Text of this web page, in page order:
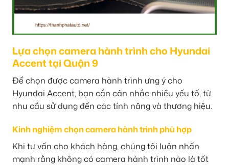
Lựa chọn camera hành trình cho Hyundai
Accent tại Quận 9
Để chọn được camera hành trình ưng ý cho
Hyundai Accent, bạn cần cân nhắc nhiều yếu tố, từ
nhu cầu sử dụng đến các tính năng và thương hiệu.
Kinh nghiệm chọn camera hành trình phù hợp
Khi tư vấn cho khách hàng, chúng tôi luôn nhấn
mạnh rằng không có camera hành trình nào là tốt